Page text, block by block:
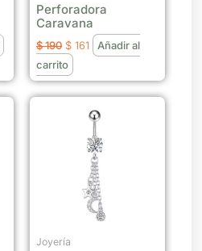
Perforadora
Caravana
$190 $ 161
Añadir al
carrito
Joyería